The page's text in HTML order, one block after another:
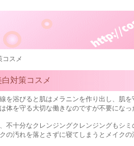
コスメ
白対策コスメ
ると肌はメラニンを作り出し、肌を
大切な働きなのですが不要になった
なクレンジングクレンジングもシミの
落とさずに寝てしまうとメイクの油